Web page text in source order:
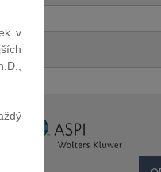
Text:
v